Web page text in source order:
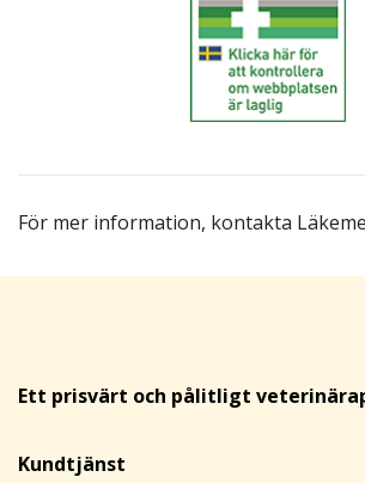
För mer information, kontakta
Ett prisvärt och pålitligt
Kundtjänst